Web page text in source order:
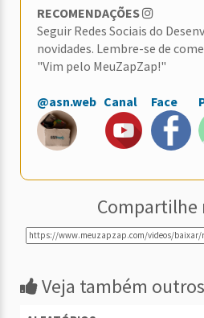
RECOMENDAÇÕES
Seguir Redes Sociais do
novidades. Lembre-se de
"Vim pelo MeuZapZap!"
@asn.web Canal Face
Compartilhe
Veja também